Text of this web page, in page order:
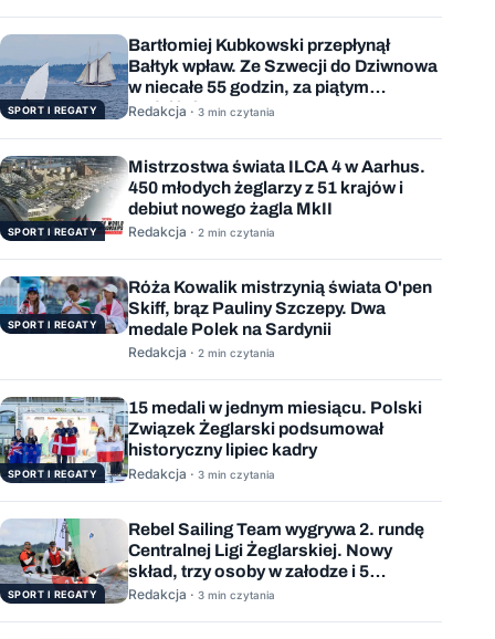
SPORT I REGATY
Bartłomiej Kubkowski przepłynął
Bałtyk wpław. Ze Szwecji do Dziwnowa
w niecałe 55 godzin, za piątym
podejściem
Redakcja · 3 min czytania
SPORT I REGATY
Mistrzostwa świata ILCA 4 w Aarhus.
450 młodych żeglarzy z 51 krajów i
debiut nowego żagla MkII
Redakcja · 2 min czytania
SPORT I REGATY
Róża Kowalik mistrzynią świata O'pen
Skiff, brąz Pauliny Szczepy. Dwa
medale Polek na Sardynii
Redakcja · 2 min czytania
SPORT I REGATY
15 medali w jednym miesiącu. Polski
Związek Żeglarski podsumował
historyczny lipiec kadry
Redakcja · 3 min czytania
SPORT I REGATY
Rebel Sailing Team wygrywa 2. rundę
Centralnej Ligi Żeglarskiej. Nowy
skład, trzy osoby w załodze i 5
wygranych wyścigów
Redakcja · 3 min czytania